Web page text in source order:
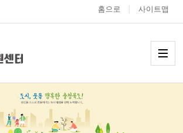
충청북도 도시재
홈으로 사이트맵